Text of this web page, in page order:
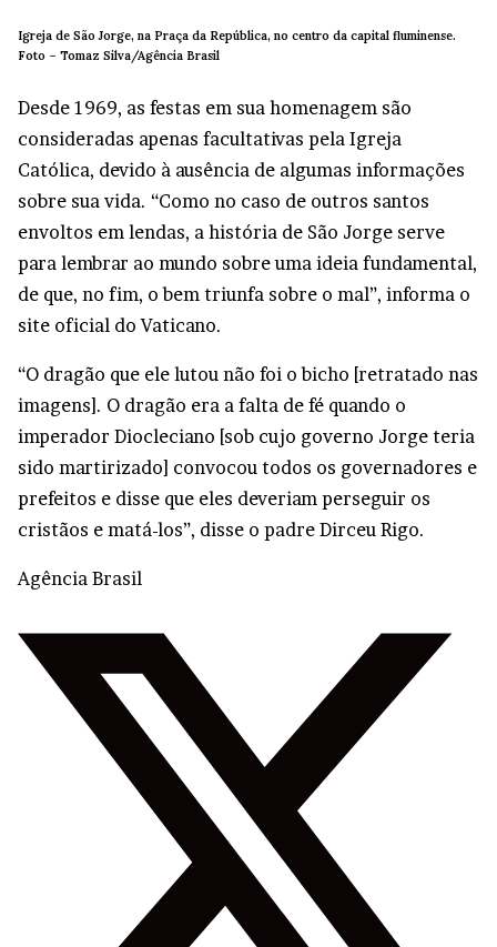
Igreja de São Jorge, na Praça da República, no centro da capital fluminense.
Foto – Tomaz Silva/Agência Brasil
Desde 1969, as festas em sua homenagem são
consideradas apenas facultativas pela Igreja
Católica, devido à ausência de algumas informações
sobre sua vida. “Como no caso de outros santos
envoltos em lendas, a história de São Jorge serve
para lembrar ao mundo sobre uma ideia fundamental,
de que, no fim, o bem triunfa sobre o mal”, informa o
site oficial do Vaticano.
“O dragão que ele lutou não foi o bicho [retratado nas
imagens]. O dragão era a falta de fé quando o
imperador Diocleciano [sob cujo governo Jorge teria
sido martirizado] convocou todos os governadores e
prefeitos e disse que eles deveriam perseguir os
cristãos e matá-los”, disse o padre Dirceu Rigo.
Agência Brasil